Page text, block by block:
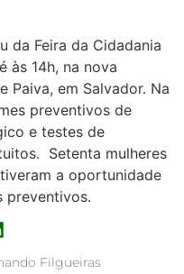
da Feira da Cidadania
‪às 14h‬, na nova
Paiva, em Salvador. Na
preventivos de
e testes de
Setenta mulheres
a oportunidade
preventivos.
Filgueiras